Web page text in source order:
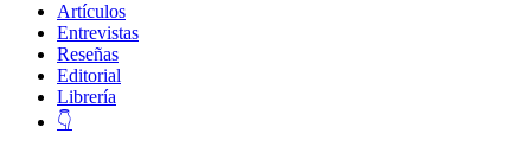
Artículos
Entrevistas
Reseñas
Editorial
Librería
👇